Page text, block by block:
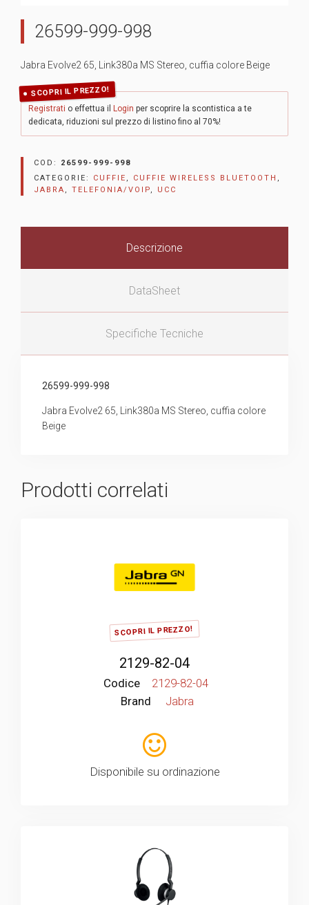
26599-999-998
Jabra Evolve2 65, Link380a MS Stereo, cuffia colore Beige
SCOPRI IL PREZZO!
Registrati o effettua il Login per scoprire la scontistica a te
dedicata, riduzioni sul prezzo di listino fino al 70%!
COD: 26599-999-998
CATEGORIE: CUFFIE CUFFIE WIRELESS BLUETOOTH
JABRA
TELEFONIA/VOIP UCC
Descrizione
DataSheet
Specifiche Tecniche
26599-999-998
Jabra Evolve2 65, Link380a MS Stereo, cuffia colore
Beige
Prodotti correlati
SCOPRI IL PREZZO!
2129-82-04
Codice
2129-82-04
Brand
Jabra
Disponibile su ordinazione